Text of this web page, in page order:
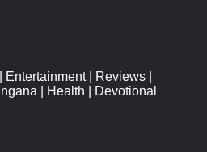
Entertainment| Reviews
Health Devotional